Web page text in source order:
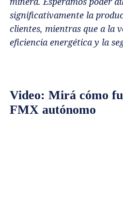
significativamente la
clientes, mientras que a la
eficiencia energética y la
Video: Mirá cómo
FMX autónomo